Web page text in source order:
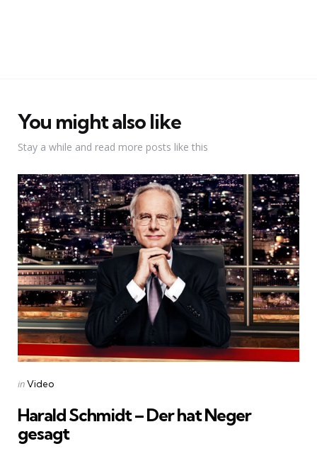
You might also like
Stay a while and read more posts like this
Categories
Posted
inVideo
Harald Schmidt – Der hat Neger
gesagt